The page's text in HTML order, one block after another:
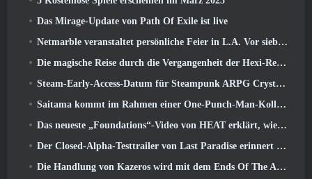
Das Mirage-Update von Path Of Exile ist live
Netmarble veranstaltet persönliche Feier in L.A. Vor sieben Todsünden: Origin-Start
Die magische Reise durch die Vergangenheit der Hexi-Region beginnt dort, wo heute Winde aufeinander treffen
Steam-Early-Access-Datum für Steampunk ARPG Crystalfall bekannt gegeben
Saitama kommt im Rahmen einer One-Punch-Man-Kollaborationsveranstaltung zu MapleStory
Das neueste „Foundations“-Video von HEAT erklärt, wie Agenten und Panzer zusammenarbeiten
Der Closed-Alpha-Testtrailer von Last Paradise erinnert uns daran, wie es wirklich ist, die Zombie-Apokalypse zu überleben
Die Handlung von Kazeros wird mit dem Ends Of The Abyss-Update von Lost Ark abgeschlossen